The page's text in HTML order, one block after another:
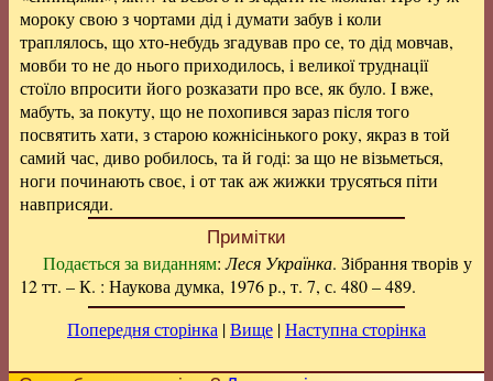
мороку свою з чортами дід і думати забув і коли
траплялось, що хто-небудь згадував про се, то дід мовчав,
мовби то не до нього приходилось, і великої труднації
стоїло впросити його розказати про все, як було. І вже,
мабуть, за покуту, що не похопився зараз після того
посвятить хати, з старою кожнісінького року, якраз в той
самий час, диво робилось, та й годі: за що не візьметься,
ноги починають своє, і от так аж жижки трусяться піти
навприсяди.
Примітки
Подається за виданням:Леся Українка. Зібрання творів у
12 тт. – К. : Наукова думка, 1976 р., т. 7, с. 480 – 489.
Попередня сторінка |Вище |Наступна сторінка